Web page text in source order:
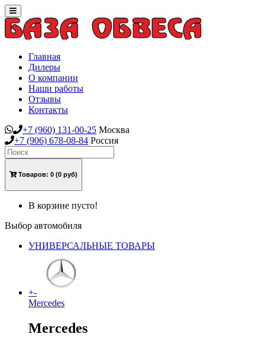
Toggle
navigation
Главная
Дилеры
О компании
Наши работы
Отзывы
Контакты
+7 (960) 131-00-25 Москва
+7 (906) 678-08-84 Россия
Товаров: 0 (0 руб)
В корзине пусто!
Выбор автомобиля
УНИВЕРСАЛЬНЫЕ ТОВАРЫ
+-
Mercedes
Mercedes